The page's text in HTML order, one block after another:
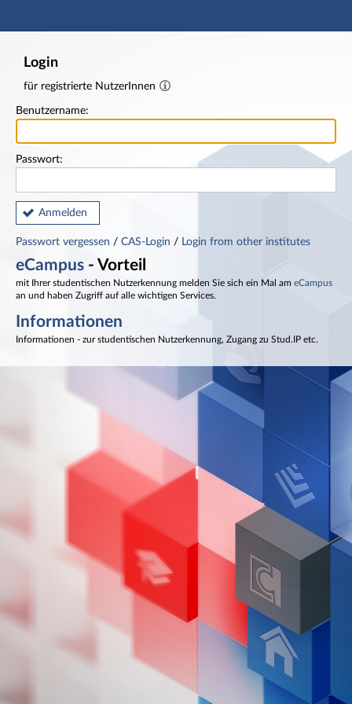
Hauptnavigation
Login
für registrierte NutzerInnen
Benutzername:
Passwort:
Anmelden
Passwort vergessen / CAS-Login / Login from other institutes
eCampus - Vorteil
mit Ihrer studentischen Nutzerkennung melden Sie sich ein Mal am eCampus
an und haben Zugriff auf alle wichtigen Services.
Informationen
Informationen - zur studentischen Nutzerkennung, Zugang zu Stud.IP etc.